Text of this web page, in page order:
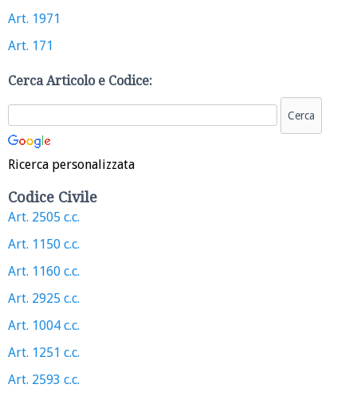
Art. 1971
Art. 171
Cerca Articolo e Codice:
Ricerca personalizzata
Codice Civile
Art. 2505 c.c.
Art. 1150 c.c.
Art. 1160 c.c.
Art. 2925 c.c.
Art. 1004 c.c.
Art. 1251 c.c.
Art. 2593 c.c.